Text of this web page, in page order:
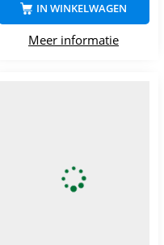
Meer informatie
IN WINKELWAGEN